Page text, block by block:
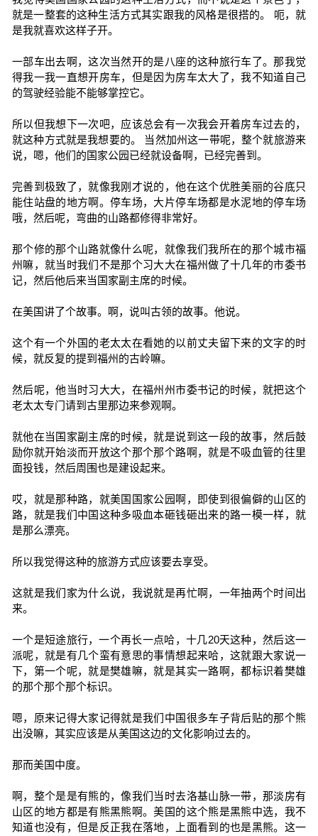
就是一整套的这种生活方式其实跟我的风格是很搭的。 呃，就
是我就喜欢这样子开。
一部车出去啊，这次当然开的是八座的这种旅行车了。那我觉
得我一我一直想开房车，但是因为房车太大了，我不知道自己
的驾驶经验能不能够掌控它。
所以但我想下一次吧，应该总会有一次我会开着房车过去的，
就这种方式就是我想要的。 当然加州这一带呢，整个就旅游来
说，嗯，他们的国家公园已经就设备啊，已经完善到。
完善到极致了，就像我刚才说的，他在这个优胜美丽的谷底只
能住站盘的地方啊。停车场，大片停车场都是水泥地的停车场
哦，然后呢，弯曲的山路都修得非常好。
那个修的那个山路就像什么呢，就像我们我所在的那个城市福
州嘛，就当时我们不是那个习大大在福州做了十几年的市委书
记，然后他后来当国家副主席的时候。
在美国讲了个故事。啊，说叫古领的故事。他说。
这个有一个外国的老太太在看她的以前丈夫留下来的文字的时
候，就反复的提到福州的古岭嘛。
然后呢，他当时习大大，在福州州市委书记的时候，就把这个
老太太专门请到古里那边来参观啊。
就他在当国家副主席的时候，就是说到这一段的故事，然后鼓
励你就开始淡而开放这个那个那个路啊，就是不吸血管的往里
面投钱，然后周围也是建设起来。
哎，就是那种路，就美国国家公园啊，即使到很偏僻的山区的
路，就是我们中国这种多吸血本砸钱砸出来的路一模一样，就
是那么漂亮。
所以我觉得这种的旅游方式应该要去享受。
这就是我们家为什么说，我说就是再忙啊，一年抽两个时间出
来。
一个是短途旅行，一个再长一点哈，十几20天这种，然后这一
派呢，就是有几个蛮有意思的事情想起来哈，这就跟大家说一
下，第一个呢，就是樊雄嘛，就是其实一路啊，都标识着樊雄
的那个那个那个标识。
嗯，原来记得大家记得就是我们中国很多车子背后贴的那个熊
出没嘛，其实应该是从美国这边的文化影响过去的。
那而美国中度。
啊，整个是是有熊的，像我们当时去洛基山脉一带，那淡房有
山区的地方都是有熊黑熊啊。美国的这个熊是黑熊中选，我不
知道也没有，但是反正我在落地，上面看到的也是黑熊。这一